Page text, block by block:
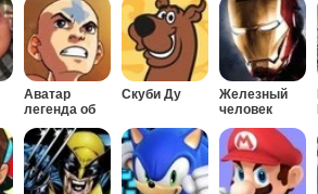
Аватар
легенда об
Аанге
Скуби Ду
Железный
человек